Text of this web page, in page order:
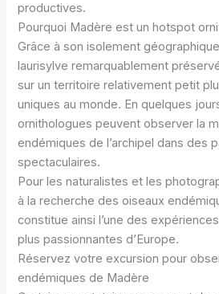
productives.
Pourquoi Madère est un hotspot
Grâce à son isolement
laurisylve remarquablement
sur un territoire relativement petit
uniques au monde. En quelques
ornithologues peuvent observer la
endémiques de l’archipel dans des
spectaculaires.
Pour les naturalistes et les
à la recherche des oiseaux
constitue ainsi l’une des
plus passionnantes d’Europe.
Réservez votre excursion pour
endémiques de Madère